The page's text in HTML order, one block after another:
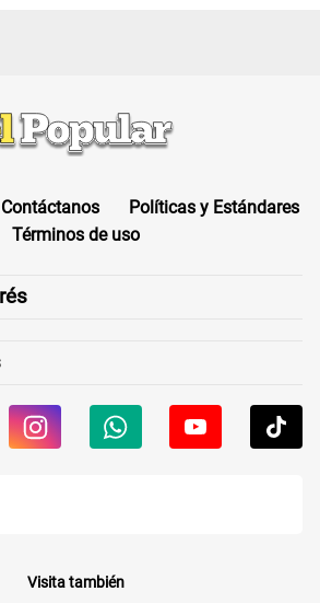
Contáctanos
Políticas y Estándares
Términos de uso
Visita también